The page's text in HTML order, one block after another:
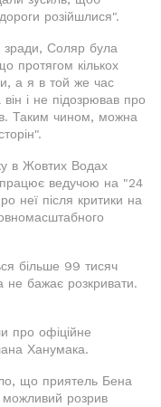
розійшлися".
зради, Соляр була
протягом кількох
а я в той же час
і не підозрював про
Таким чином, можна
в Жовтих Водах
працює ведучою на "24
неї після критики на
більше 99 тисяч
не бажає розкривати.
про офіційне
Ханумака.
що приятель Бена
розрив